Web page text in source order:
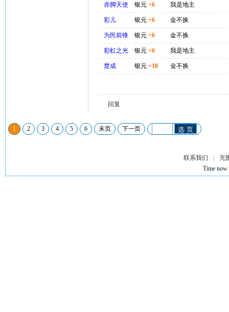
赤脚天使 银元 +6 我是地主
彩儿 银元 +6 金不换
为民前锋 银元 +6 金不换
彩虹之光 银元 +6 我是地主
楚成 银元 +10 金不换
回复
1 2 3 4 5 6 末页 下一页 选 页
联系我们
无
Time now